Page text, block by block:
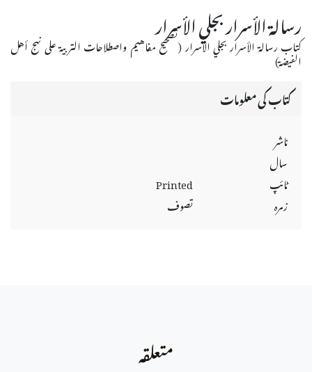
رسالة الأسرار بجلي الأسرار
كتاب رسالة الأسرار بجلي الأسرار (تصحيح مفاهيم واصطلاحات التربية على نهج أهل
الفيضة)
کتاب کی معلومات
ناشر
سال
ٹائپ
Printed
زمرہ
تصوف
متعلقہ